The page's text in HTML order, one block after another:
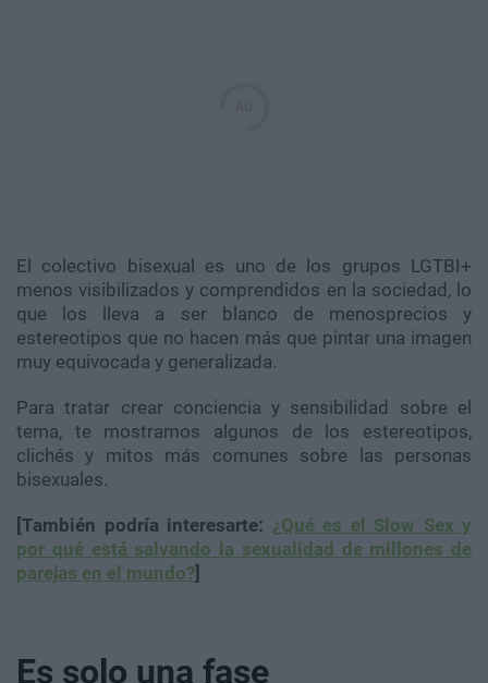
El colectivo bisexual es uno de los grupos LGTBI+
menos visibilizados y comprendidos en la sociedad, lo
que los lleva a ser blanco de menosprecios y
estereotipos que no hacen más que pintar una imagen
muy equivocada y generalizada.
Para tratar crear conciencia y sensibilidad sobre el
tema, te mostramos algunos de los estereotipos,
clichés y mitos más comunes sobre las personas
bisexuales.
[También podría interesarte: ¿Qué es el Slow Sex y
por qué está salvando la sexualidad de millones de
parejas en el mundo?]
Es solo una fase